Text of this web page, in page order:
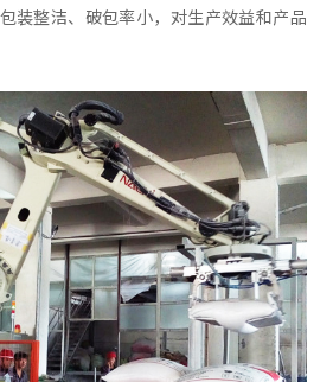
装整洁、破包率小，对生产效益和产品